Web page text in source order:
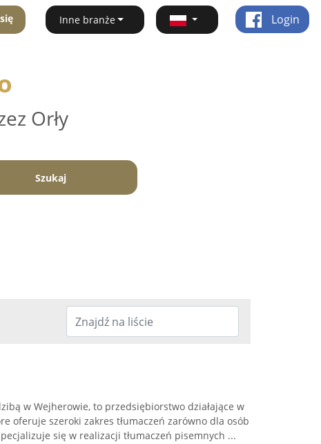
Inne branże Login
Orły
Szukaj
w Wejherowie, to przedsiębiorstwo działające w
oferuje szeroki zakres tłumaczeń zarówno dla osób
się w realizacji tłumaczeń pisemnych ...